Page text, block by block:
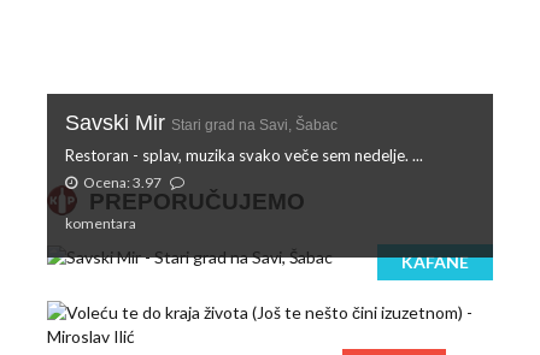
PREPORUČUJEMO
KAFANE
Savski Mir Stari grad na Savi, Šabac
Restoran - splav, muzika svako veče sem nedelje. ...
Ocena: 3.97
komentara